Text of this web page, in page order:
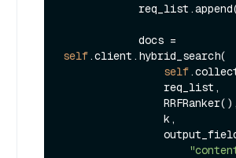
self.client.hybrid_search(
self